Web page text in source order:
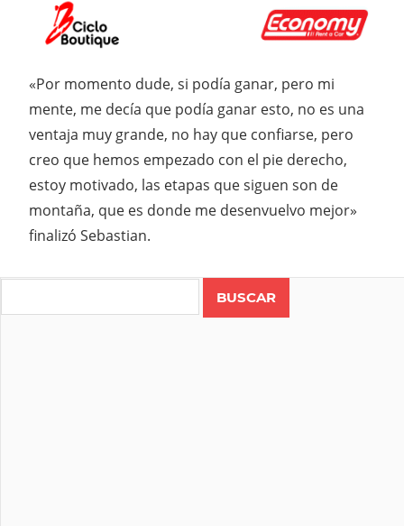
«Por momento dude, si podía ganar, pero mi
mente, me decía que podía ganar esto, no es una
ventaja muy grande, no hay que confiarse, pero
creo que hemos empezado con el pie derecho,
estoy motivado, las etapas que siguen son de
montaña, que es donde me desenvuelvo mejor»
finalizó Sebastian.